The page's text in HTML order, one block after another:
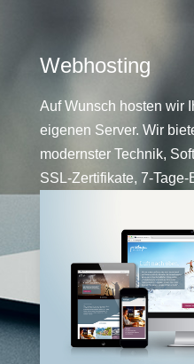
Webhosting
Auf Wunsch hosten wir
eigenen Server. Wir
modernster Technik,
SSL-Zertifikate, 7-Tage-